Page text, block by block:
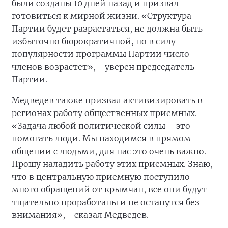
были созданы 10 дней назад и призвал
готовиться к мирной жизни. «Структура
Партии будет разрастаться, не должна быть
избыточно бюрократичной, но в силу
популярности программы Партии число
членов возрастет», - уверен председатель
Партии.
Медведев также призвал активизировать в
регионах работу общественных приемных.
«Задача любой политической силы – это
помогать люди. Мы находимся в прямом
общении с людьми, для нас это очень важно.
Прошу наладить работу этих приемных. Знаю,
что в центральную приемную поступило
много обращений от крымчан, все они будут
тщательно проработаны и не останутся без
внимания», - сказал Медведев.